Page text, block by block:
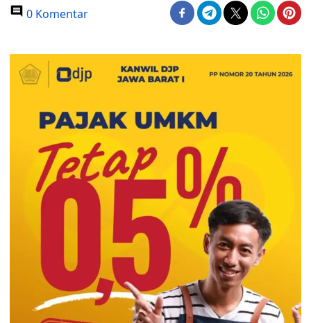
0 Komentar